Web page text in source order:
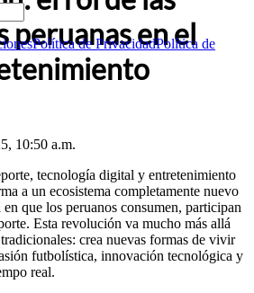
Política de PrivacidadPolítica de
peruanas en el
10:50 a.m.
tecnología digital y entretenimiento
a un ecosistema completamente nuevo
que los peruanos consumen, participan
Esta revolución va mucho más allá
crea nuevas formas de vivir
futbolística, innovación tecnológica y
real.